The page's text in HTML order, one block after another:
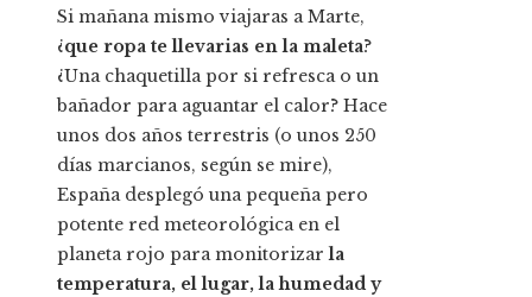
Si mañana mismo viajaras a Marte,
¿que ropa te llevarias en la maleta?
¿Una chaquetilla por si refresca o un
bañador para aguantar el calor? Hace
unos dos años terrestris (o unos 250
días marcianos, según se mire),
España desplegó una pequeña pero
potente red meteorológica en el
planeta rojo para monitorizarla
temperatura, el lugar, la humedad y